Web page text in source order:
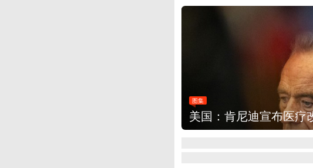
图集
云南普洱：乡村风光